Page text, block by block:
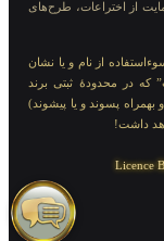
از اختراعات، طرح‌های
از نام و یا نشان
که در محدودهٔ ثبتی برند
پسوند و یا پیشوند)
داشت!
Licence